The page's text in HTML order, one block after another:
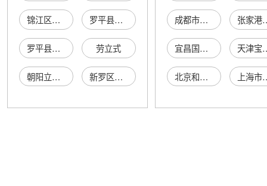
锦江区立式机日用品店 罗平县板桥镇机立式节能石灰窑采场
罗平县板桥镇机立式节能石灰窑采场 劳立式
朝阳立式磨床有限公司 新罗区立式百货商行
成都市武侯区海能利日化礼品部 张家港亚
宜昌国通市政建设有限公司 天津宝
北京和义时代投资有限公司 上海市